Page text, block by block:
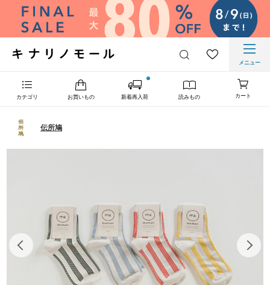
メニュー
カテゴリ お買いもの 新着再入荷 読みもの カート
伝所鳩